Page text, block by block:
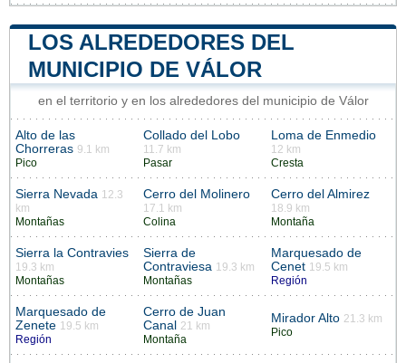
LOS ALREDEDORES DEL
MUNICIPIO DE VÁLOR
en el territorio y en los alrededores del municipio de Válor
Alto de las
Chorreras 9.1 km
Pico
Collado del Lobo
11.7 km
Pasar
Loma de Enmedio
12 km
Cresta
Sierra Nevada 12.3
km
Montañas
Cerro del Molinero
17.1 km
Colina
Cerro del Almirez
18.9 km
Montaña
Sierra la Contravies
19.3 km
Montañas
Sierra de
Contraviesa 19.3 km
Montañas
Marquesado de
Cenet 19.5 km
Región
Marquesado de
Zenete 19.5 km
Región
Cerro de Juan
Canal
21 km
Montaña
Mirador Alto 21.3 km
Pico